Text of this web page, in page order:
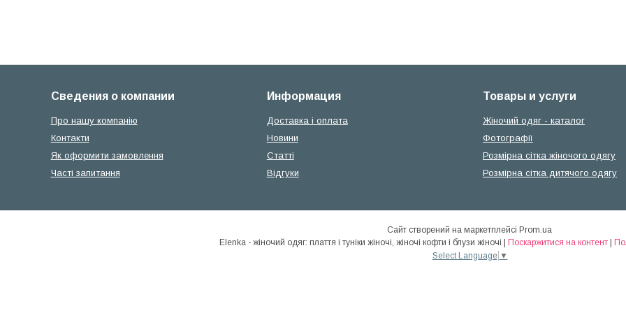
Сведения о компании
Про нашу компанію
Контакти
Як оформити замовлення
Часті запитання
Информация
Доставка і оплата
Новини
Статті
Відгуки
Товары и услуги
Жіночий одяг - каталог
Фотографії
Розмірна сітка жіночого одягу
Розмірна сітка дитячого одягу
Сайт створений на маркетплейсі Prom.ua
Elenka - жіночий одяг: плаття і туніки жіночі, жіночі кофти і блузи жіночі | Поскаржитися на контент |
Select Language ▼